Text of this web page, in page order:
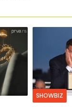
SHOWBIZ